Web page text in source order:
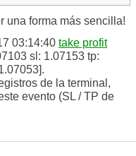
una forma más sencilla!
03:14:40 take profit
sl: 1.07153 tp:
de la terminal,
evento (SL / TP de